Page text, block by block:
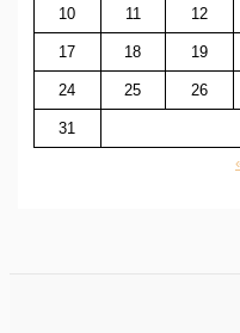
10 11 12
17 18 19
24 25 26
31